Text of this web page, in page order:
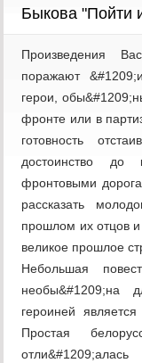
Быкова "Пойти
Произведения
поражают
герои,
фронте или в
готовность
достоинство до
фронтовыми
рассказать
прошлом их отцов и
великое прошлое
Небольшая
необы&#1209;на
героиней
Простая